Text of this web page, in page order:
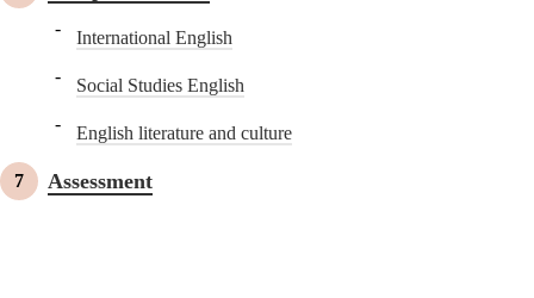
International English
Social Studies English
English literature and culture
Assessment